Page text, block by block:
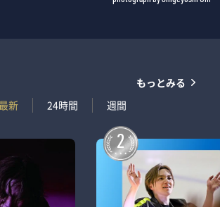
最新
24時間 週間
もっとみる
2